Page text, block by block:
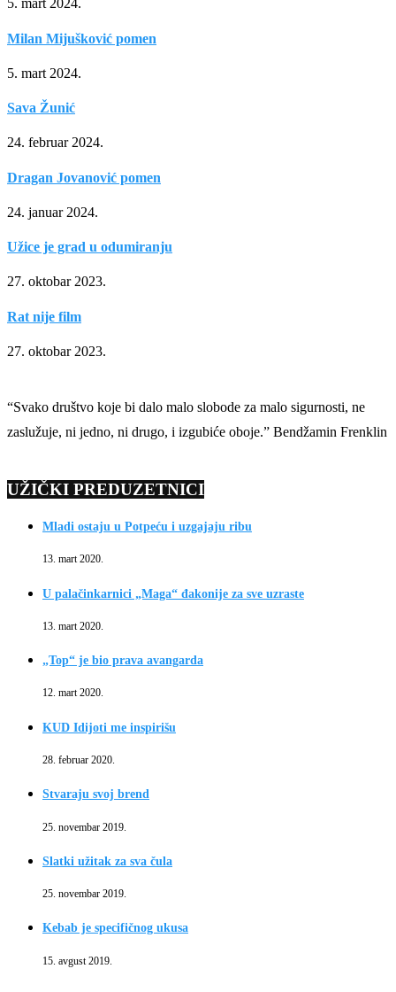
5. mart 2024.
Milan Mijušković pomen
5. mart 2024.
Sava Žunić
24. februar 2024.
Dragan Jovanović pomen
24. januar 2024.
Užice je grad u odumiranju
27. oktobar 2023.
Rat nije film
27. oktobar 2023.
“Svako društvo koje bi dalo malo slobode za malo sigurnosti, ne
zaslužuje, ni jedno, ni drugo, i izgubiće oboje.” Bendžamin Frenklin
UŽIČKI PREDUZETNICI
Mladi ostaju u Potpeću i uzgajaju ribu
13. mart 2020.
U palačinkarnici „Maga“ đakonije za sve uzraste
13. mart 2020.
„Top“ je bio prava avangarda
12. mart 2020.
KUD Idijoti me inspirišu
28. februar 2020.
Stvaraju svoj brend
25. novembar 2019.
Slatki užitak za sva čula
25. novembar 2019.
Kebab je specifičnog ukusa
15. avgust 2019.